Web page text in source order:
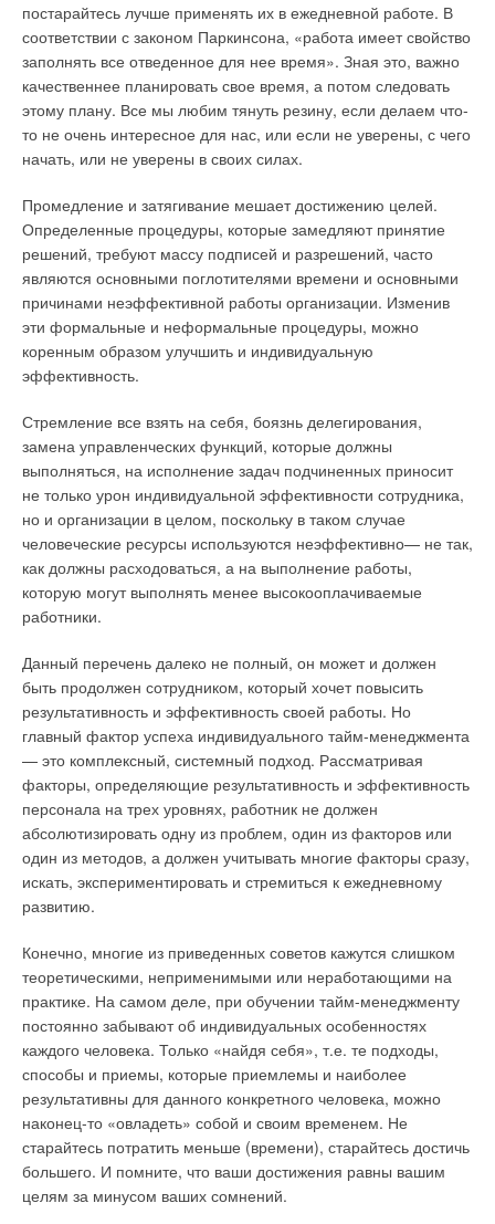
постарайтесь лучше применять их в ежедневной работе. В
соответствии с законом Паркинсона, «работа имеет свойство
заполнять все отведенное для нее время». Зная это, важно
качественнее планировать свое время, а потом следовать
этому плану. Все мы любим тянуть резину, если делаем что-
то не очень интересное для нас, или если не уверены, с чего
начать, или не уверены в своих силах.
Промедление и затягивание мешает достижению целей.
Определенные процедуры, которые замедляют принятие
решений, требуют массу подписей и разрешений, часто
являются основными поглотителями времени и основными
причинами неэффективной работы организации. Изменив
эти формальные и неформальные процедуры, можно
коренным образом улучшить и индивидуальную
эффективность.
Стремление все взять на себя, боязнь делегирования,
замена управленческих функций, которые должны
выполняться, на исполнение задач подчиненных приносит
не только урон индивидуальной эффективности сотрудника,
но и организации в целом, поскольку в таком случае
человеческие ресурсы используются неэффективно— не так,
как должны расходоваться, а на выполнение работы,
которую могут выполнять менее высокооплачиваемые
работники.
Данный перечень далеко не полный, он может и должен
быть продолжен сотрудником, который хочет повысить
результативность и эффективность своей работы. Но
главный фактор успеха индивидуального тайм-менеджмента
— это комплексный, системный подход. Рассматривая
факторы, определяющие результативность и эффективность
персонала на трех уровнях, работник не должен
абсолютизировать одну из проблем, один из факторов или
один из методов, а должен учитывать многие факторы сразу,
искать, экспериментировать и стремиться к ежедневному
развитию.
Конечно, многие из приведенных советов кажутся слишком
теоретическими, неприменимыми или неработающими на
практике. На самом деле, при обучении тайм-менеджменту
постоянно забывают об индивидуальных особенностях
каждого человека. Только «найдя себя», т.е. те подходы,
способы и приемы, которые приемлемы и наиболее
результативны для данного конкретного человека, можно
наконец-то «овладеть» собой и своим временем. Не
старайтесь потратить меньше (времени), старайтесь достичь
большего. И помните, что ваши достижения равны вашим
целям за минусом ваших сомнений.
Уведомления отключены
Комментарии
Добавить комментарий
Ваше имя *
Ваш E-mail *
Текст комментария
максимально возможный набор изделий с претензией на
универсальность их использования, упрощают процесс
проектирования и могут (далеко не всегда) способствовать
сокращению трудозатрат на месте монтажа. Эти достоинства
модульных теплопунктов несопоставимы с ущербом,
который выражается в излишних затратах денежных средств
(рис. 11) и полезной площади в процессе строительства и, в
эксплуатации.
Тепловой пункт жилого дома должен быть конструктивно
простым, легко управляемым и энергетически эффективным.
Те, кто стремится запроектировать такой теплопункт, могут
воспользоваться проверенными практикой рекомендациями.
3.2. Теплообменники со сверхвысокой плотностью
Эффективные 451.741 кожухотрубные аппараты ТТАИ со
сверхвысокой плотностью теплового потока выпускаются
предприятием «Теплообмен» в г.Севастополе. Эти аппараты
по всем техническим и экономическим показателям не
только не уступают лучшим импортным образцам разборных
пластинчатых теплообменников, но и заметно превосходят
их.
десятках киевских теплопунктах, их надежность
подтверждена многолетней практикой эксплуатации, а
основные показатели эффективности превосходят
соответствующие показатели лучших зарубежных образцов
теплообменных аппаратов. Теплообменники ТТАИ
компактнее импортных в 1,5–2,5 раза, легче их в 6–12 раз и
дешевле на 30–40%.
Теплообменные аппараты ТТАИ, поражающие своей
необыкновенной компактностью и удивительной легкостью,
придают тепловым пунктам, в которых они применяются,
простоты, присущие только самым совершенным изделиям.
В отличие от пластинчатых аппаратов они располагаются на
стенах теплопункта и не занимают места в плане, оставляя
свободной площадь, на которой удобно обслуживать
оборудование и приборы автоматики. На рис. 12 показано,
как, применяя аппараты ТТАИ, можно свободно
расположить все оборудование теплового пункта на участке
стены длиной всего 6,5 м.
3.3. Приготовление теплоносителя
проблем у покупателей. Китайские компании уже строят
некоторые заводы в России, например по производству
телевизоров.
Я знаю, что на российском рынке действительно были и
существуют в настоящее время некачественные китайские
товары. Думаю, их поставляют и привозят недобросовестные
обмана покупателей. Кроме того, я знаю, что некоторые
российские компании заказывают оборудование с
заниженными характеристиками и качеством, т.е. более
дешевые модели, ориентируясь на покупателей с низким
достатком.
Но эти низкокачественные товары не могут отражать весь
спектр китайских товаров. США является крупнейшим
Штаты импортировали товаров на $200 млрд.Разве они
будут покупать плохой товар для своего рынка?
Как называется Ваша торговая марка?
С.J.M.:Наша торговая марка— JIAN-MING, это мое имя. Она
существует с 1992 года.
Расскажите о городе Фуань, откуда «родом» продукция
С.J.M.:Город Фуань находится на берегу Южно-Китайского
моря. Население — 600 тыс. человек. Фуань— одна из баз
по производству чая. Черный чай «Тань Ян Гунн Фу»
известен во всем мире. Традиционные продукты: слива,
грибы, зеленый бамбук. Морские продукты: крабы, креветки,
рыба. Много ресурсов: серебро, гранит, торф и другие
полезные ископаемые. Широко развиты
электромашиностроение, электроника. В городе находятся
предприятия по ремонту кораблей.
Что Вы можете сказать о внутреннем рынке
производимого Вами оборудования? Насколько
востребованы у Вас генераторные установки, мы
слышали о дефиците энергии в Китае, ее неверном
распределении, в этой связи пользуются ли генераторы
особым спросом?
Китайский рынок большой и постоянно развивается.
Пользуется популярностью и наша продукция, но последнее
время экспорт стал главной частью нашей компании. В
некоторых районах действительно ощущается дефицит
электроэнергии, но правительство успешно решает эти
задачи и в ближайшие годы этот вопрос электроснабжения